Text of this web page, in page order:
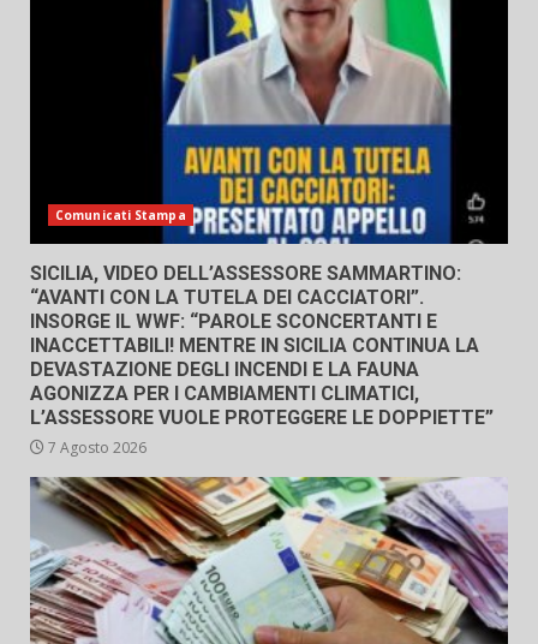
Comunicati Stampa
SICILIA, VIDEO DELL’ASSESSORE SAMMARTINO:
“AVANTI CON LA TUTELA DEI CACCIATORI”.
INSORGE IL WWF: “PAROLE SCONCERTANTI E
INACCETTABILI! MENTRE IN SICILIA CONTINUA LA
DEVASTAZIONE DEGLI INCENDI E LA FAUNA
AGONIZZA PER I CAMBIAMENTI CLIMATICI,
L’ASSESSORE VUOLE PROTEGGERE LE DOPPIETTE”
7 Agosto 2026